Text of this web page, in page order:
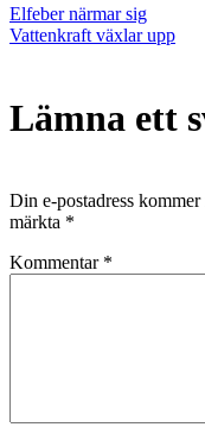
Inläggsnavigering
Elfeber närmar sig
Vattenkraft växlar upp
Lämna ett
Din e-postadress
märkta *
Kommentar *